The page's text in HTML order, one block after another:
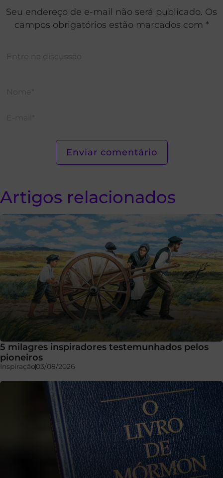
Seu endereço de e-mail não será publicado. Os
campos obrigatórios estão marcados com *
Artigos relacionados
5 milagres inspiradores testemunhados pelos
pioneiros
Inspiração03/08/2026